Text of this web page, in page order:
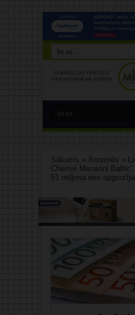
Sākums » Ārzemēs »
Chemie Menarini
51 miljona eiro